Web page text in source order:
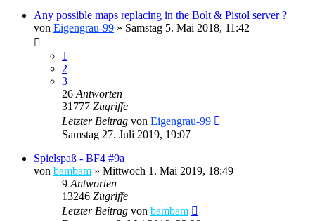
Any possible maps replacing in the Bolt & Pistol server ?
von Eigengrau-99 » Samstag 5. Mai 2018, 11:42
1
2
3
26 Antworten
31777 Zugriffe
Letzter Beitrag von Eigengrau-99
Samstag 27. Juli 2019, 19:07
Spielspaß - BF4 #9a
von bambam » Mittwoch 1. Mai 2019, 18:49
9 Antworten
13246 Zugriffe
Letzter Beitrag von bambam